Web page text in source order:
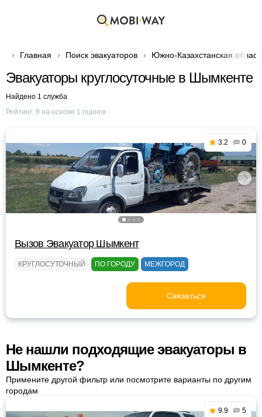
Главная Поиск эвакуаторов Южно-Казахстанская
Эвакуаторы круглосуточные в Шымкенте
Найдено 1 служба
Рейтинг: 8 на основе 1 оценок
3.2 0
Вызов Эвакуатор Шымкент
КРУГЛОСУТОЧНЫЙ ПО ГОРОДУ МЕЖГОРОД
Связаться
Не нашли подходящие эвакуаторы в
Шымкенте?
Примените другой фильтр или посмотрите варианты по другим
городам
9.9 5